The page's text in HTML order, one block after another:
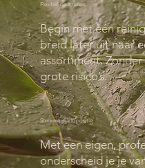
Flexibel opschalen
Begin met één
breid later uit naar
assortiment.
grote risico’s.
Sterkere marktpositie
Met een eigen,
onderscheid je je